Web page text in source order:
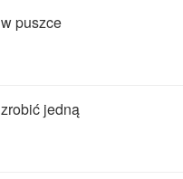
w puszce
zrobić jedną